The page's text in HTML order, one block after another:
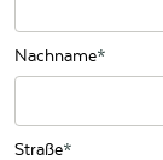
Nachname
Straße